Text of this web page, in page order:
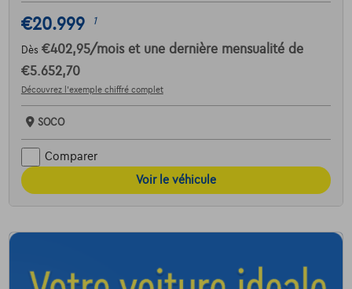
€20.999 1
Dès €402,95/mois et une dernière mensualité de
€5.652,70
Découvrez l’exemple chiffré complet
SOCO
Comparer
Voir le véhicule